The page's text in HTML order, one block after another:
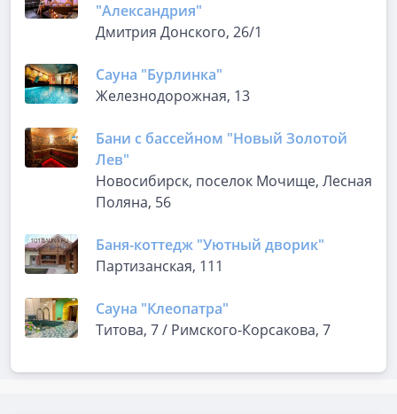
"Александрия"
Дмитрия Донского, 26/1
Сауна "Бурлинка"
Железнодорожная, 13
Бани с бассейном "Новый Золотой
Лев"
Новосибирск, поселок Мочище, Лесная
Поляна, 56
Баня-коттедж "Уютный дворик"
Партизанская, 111
Сауна "Клеопатра"
Титова, 7 / Римского-Корсакова, 7